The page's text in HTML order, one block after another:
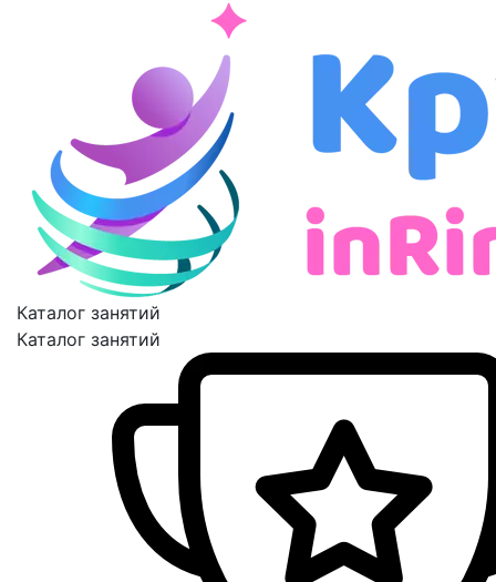
Каталог занятий
Каталог занятий